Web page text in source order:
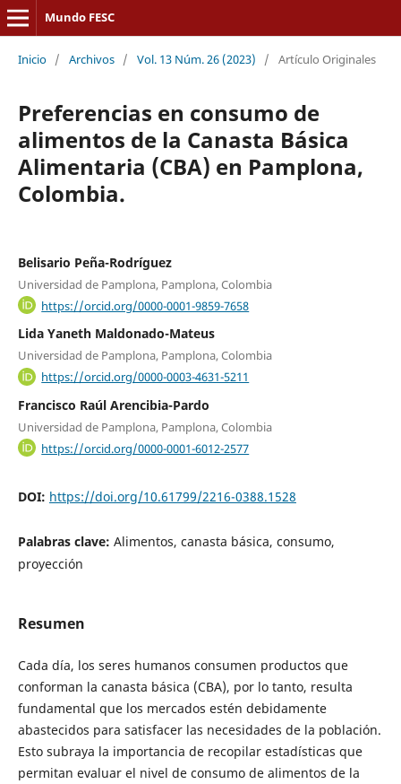
Mundo FESC
Inicio / Archivos / Vol. 13 Núm. 26 (2023) / Artículo Originales
Preferencias en consumo de
alimentos de la Canasta Básica
Alimentaria (CBA) en Pamplona,
Colombia.
Belisario Peña-Rodríguez
Universidad de Pamplona, Pamplona, Colombia
https://orcid.org/0000-0001-9859-7658
Lida Yaneth Maldonado-Mateus
Universidad de Pamplona, Pamplona, Colombia
https://orcid.org/0000-0003-4631-5211
Francisco Raúl Arencibia-Pardo
Universidad de Pamplona, Pamplona, Colombia
https://orcid.org/0000-0001-6012-2577
DOI: https://doi.org/10.61799/2216-0388.1528
Palabras clave: Alimentos, canasta básica, consumo,
proyección
Resumen
Cada día, los seres humanos consumen productos que
conforman la canasta básica (CBA), por lo tanto, resulta
fundamental que los mercados estén debidamente
abastecidos para satisfacer las necesidades de la población.
Esto subraya la importancia de recopilar estadísticas que
permitan evaluar el nivel de consumo de alimentos de la